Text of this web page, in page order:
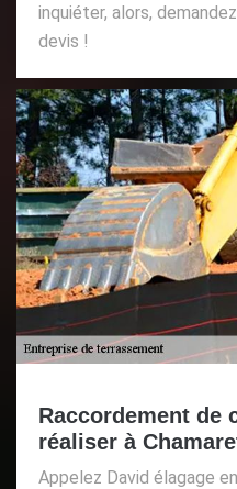
inquiéter, alors,
devis !
Raccordement de
réaliser à
Appelez David élagage